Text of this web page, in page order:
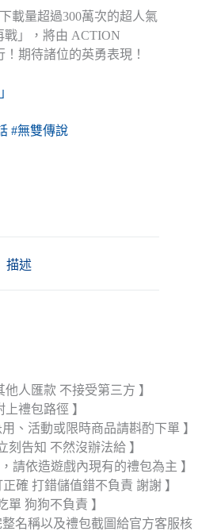
載量超過300萬次的超人氣
」，將由 ACTION
期待諸位的英勇表現！
#無雙傳說
描述
人匯款 不接受第三方 】
禮包路徑 】
、活動或限時商品請斟酌下單 】
刻告知 不然沒辦法給 】
請依造遊戲內現有的禮包為主 】
確 打錯儲值錯不負責 謝謝 】
單 狗狗不負責 】
名稱以及禮包截圖給官方客服核